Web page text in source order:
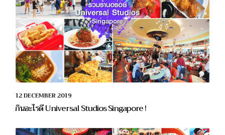
12 DECEMBER 2019
กินอะไรดี Universal Studios Singapore !